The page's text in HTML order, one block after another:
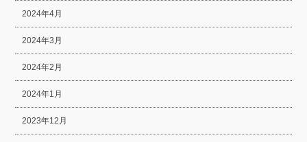
2024年4月
2024年3月
2024年2月
2024年1月
2023年12月